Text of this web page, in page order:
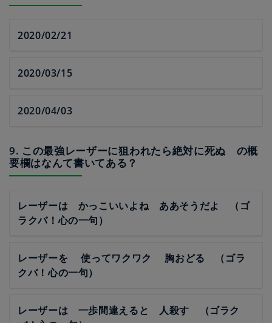
2020/02/21
2020/03/15
2020/04/03
9. この最強レーザーに狙われたら絶対に死ぬ の概
要欄はなんて書いてある？
レーザーは かっこいいよね ああそうだよ （ゴ
ラクバ！心の一句）
レーザーを 使ってワクワク 胸おどる （ゴラ
クバ！心の一句）
レーザーは 一歩間違えると 人殺す （ゴラク